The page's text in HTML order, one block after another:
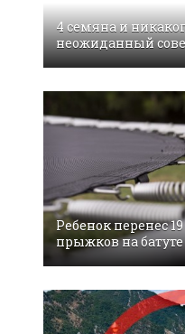
4 семянa и
неожиданный
Ребенок перенес
прыжков на батуте